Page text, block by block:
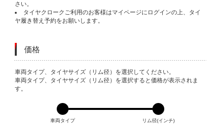
さい。
タイヤクロークご利用のお客様はマイページにログインの上、タイ
ヤ履き替え予約をお願いします。
価格
VARIATIONS
車両タイプ、タイヤサイズ（リム径）を選択してください。
車両タイプ、タイヤサイズ（リム径）を選択すると価格が表示されま
す。
車両タイプ リム径(インチ)